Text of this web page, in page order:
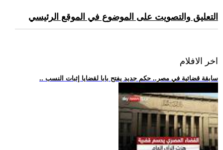
التعليق والتصويت على الموضوع في الموقع الرئيسي
اخر الافلام
.. سابقة قضائية في مصر.. حكم جديد يفتح بابا لقضايا إثبات النسب